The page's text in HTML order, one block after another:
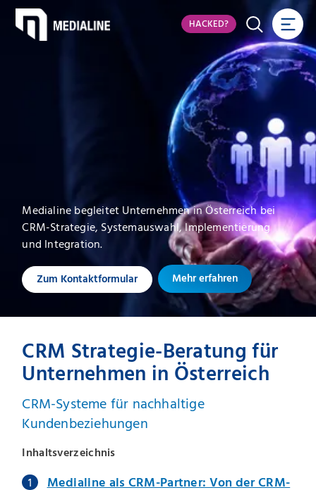
HACKED?
Medialine begleitet Unternehmen in Österreich bei
CRM-Strategie, Systemauswahl, Implementierung
und Integration.
Zum Kontaktformular Mehr erfahren
CRM Strategie-Beratung für
Unternehmen in Österreich
CRM-Systeme für nachhaltige
Kundenbeziehungen
Inhaltsverzeichnis
Medialine als CRM-Partner: Von der CRM-